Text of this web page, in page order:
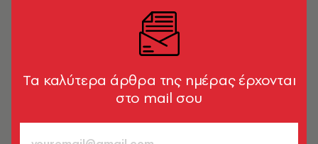
Μια συνταγή από το περιοδικό Μίξερ
Στέλιος Παρλιάρος
Tα καλύτερα άρθρα της ημέρας έρχονται
στο mail σου